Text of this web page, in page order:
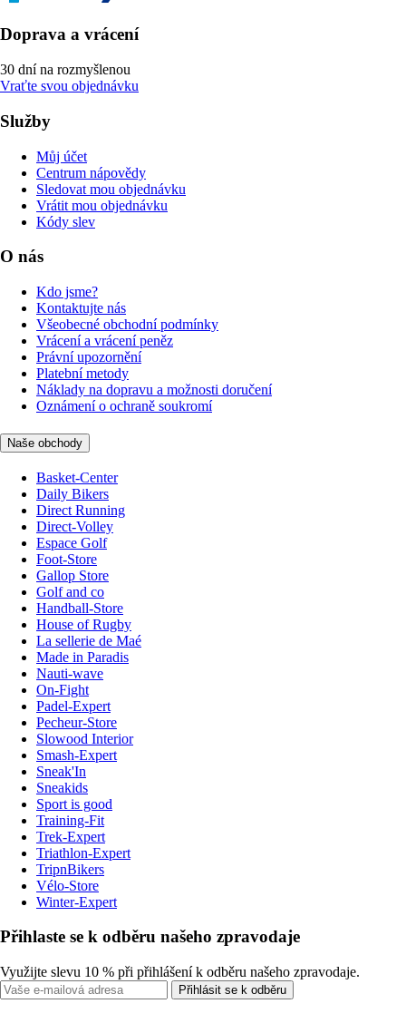
Doprava a vrácení
30 dní na rozmyšlenou
Vraťte svou objednávku
Služby
Můj účet
Centrum nápovědy
Sledovat mou objednávku
Vrátit mou objednávku
Kódy slev
O nás
Kdo jsme?
Kontaktujte nás
Všeobecné obchodní podmínky
Vrácení a vrácení peněz
Právní upozornění
Platební metody
Náklady na dopravu a možnosti doručení
Oznámení o ochraně soukromí
Naše obchody
Basket-Center
Daily Bikers
Direct Running
Direct-Volley
Espace Golf
Foot-Store
Gallop Store
Golf and co
Handball-Store
House of Rugby
La sellerie de Maé
Made in Paradis
Nauti-wave
On-Fight
Padel-Expert
Pecheur-Store
Slowood Interior
Smash-Expert
Sneak'In
Sneakids
Sport is good
Training-Fit
Trek-Expert
Triathlon-Expert
TripnBikers
Vélo-Store
Winter-Expert
Přihlaste se k odběru našeho zpravodaje
Využijte slevu 10 % při přihlášení k odběru našeho zpravodaje.
Přihlásit se k odběru